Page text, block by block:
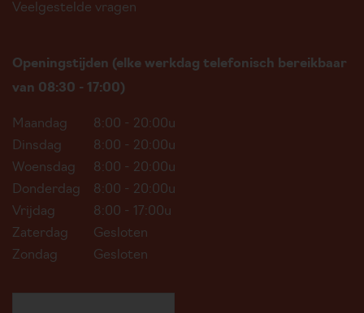
Veelgestelde vragen
Openingstijden (elke werkdag telefonisch bereikbaar
van 08:30 - 17:00)
Maandag
8:00 - 20:00u
Dinsdag
8:00 - 20:00u
Woensdag
8:00 - 20:00u
Donderdag
8:00 - 20:00u
Vrijdag
8:00 - 17:00u
Zaterdag
Gesloten
Zondag
Gesloten